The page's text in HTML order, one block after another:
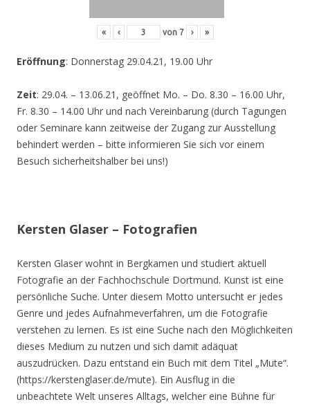
« ‹ von 7 › »
Eröffnung: Donnerstag 29.04.21, 19.00 Uhr
Zeit: 29.04. – 13.06.21, geöffnet Mo. – Do. 8.30 – 16.00 Uhr,
Fr. 8.30 – 14.00 Uhr und nach Vereinbarung (durch Tagungen
oder Seminare kann zeitweise der Zugang zur Ausstellung
behindert werden – bitte informieren Sie sich vor einem
Besuch sicherheitshalber bei uns!)
Kersten Glaser – Fotografien
Kersten Glaser wohnt in Bergkamen und studiert aktuell
Fotografie an der Fachhochschule Dortmund. Kunst ist eine
persönliche Suche. Unter diesem Motto untersucht er jedes
Genre und jedes Aufnahmeverfahren, um die Fotografie
verstehen zu lernen. Es ist eine Suche nach den Möglichkeiten
dieses Medium zu nutzen und sich damit adäquat
auszudrücken. Dazu entstand ein Buch mit dem Titel „Mute“.
(https://kerstenglaser.de/mute). Ein Ausflug in die
unbeachtete Welt unseres Alltags, welcher eine Bühne für